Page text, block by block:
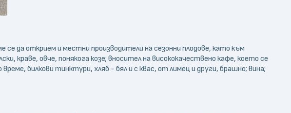
да открием и местни производители на сезонни плодове, като към
краве, овче, понякога козе; вносител на висококачествено кафе, което се
билкови тинктури, хляб - бял и с квас, от лимец и други, брашно; вина;